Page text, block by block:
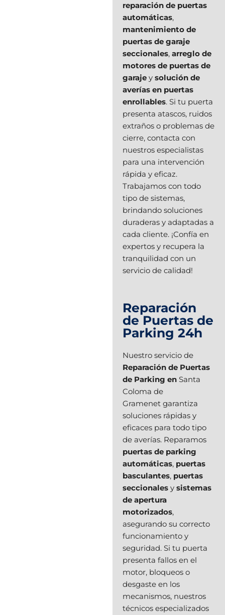
reparación de puertas
automáticas,
mantenimiento de
puertas de garaje
seccionales, arreglo de
motores de puertas de
garaje y solución de
averías en puertas
enrollables. Si tu puerta
presenta atascos, ruidos
extraños o problemas de
cierre, contacta con
nuestros especialistas
para una intervención
rápida y eficaz.
Trabajamos con todo
tipo de sistemas,
brindando soluciones
duraderas y adaptadas a
cada cliente. ¡Confía en
expertos y recupera la
tranquilidad con un
servicio de calidad!
Reparación
de Puertas de
Parking 24h
Nuestro servicio de
Reparación de Puertas
de Parking en Santa
Coloma de
Gramenet garantiza
soluciones rápidas y
eficaces para todo tipo
de averías. Reparamos
puertas de parking
automáticas, puertas
basculantes, puertas
seccionales y sistemas
de apertura
motorizados,
asegurando su correcto
funcionamiento y
seguridad. Si tu puerta
presenta fallos en el
motor, bloqueos o
desgaste en los
mecanismos, nuestros
técnicos especializados